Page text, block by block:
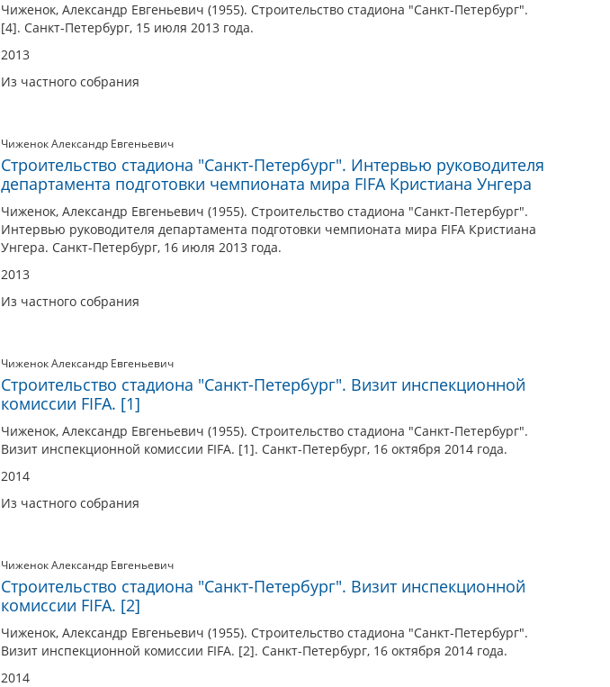
Чиженок, Александр Евгеньевич (1955). Строительство стадиона "Санкт-Петербург".
[4]. Санкт-Петербург, 15 июля 2013 года.
2013
Из частного собрания
Чиженок Александр Евгеньевич
Строительство стадиона "Санкт-Петербург". Интервью руководителя
департамента подготовки чемпионата мира FIFA Кристиана Унгера
Чиженок, Александр Евгеньевич (1955). Строительство стадиона "Санкт-Петербург".
Интервью руководителя департамента подготовки чемпионата мира FIFA Кристиана
Унгера. Санкт-Петербург, 16 июля 2013 года.
2013
Из частного собрания
Чиженок Александр Евгеньевич
Строительство стадиона "Санкт-Петербург". Визит инспекционной
комиссии FIFA. [1]
Чиженок, Александр Евгеньевич (1955). Строительство стадиона "Санкт-Петербург".
Визит инспекционной комиссии FIFA. [1]. Санкт-Петербург, 16 октября 2014 года.
2014
Из частного собрания
Чиженок Александр Евгеньевич
Строительство стадиона "Санкт-Петербург". Визит инспекционной
комиссии FIFA. [2]
Чиженок, Александр Евгеньевич (1955). Строительство стадиона "Санкт-Петербург".
Визит инспекционной комиссии FIFA. [2]. Санкт-Петербург, 16 октября 2014 года.
2014